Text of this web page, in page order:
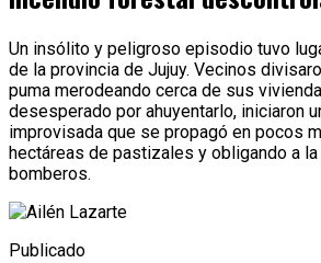
Un insólito y peligroso episodio tuvo
de la provincia de Jujuy. Vecinos
puma merodeando cerca de sus
desesperado por ahuyentarlo, iniciaron
improvisada que se propagó en pocos
hectáreas de pastizales y obligando a
bomberos.
Publicado